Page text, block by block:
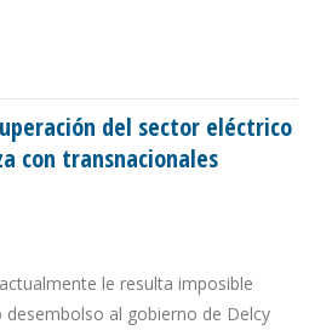
del sector eléctrico
con transnacionales
le resulta imposible
al gobierno de Delcy